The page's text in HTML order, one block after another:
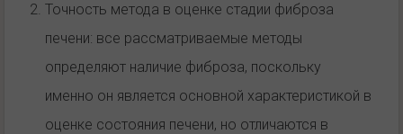
Точность метода в оценке стадии фиброза
печени: все рассматриваемые методы
определяют наличие фиброза, поскольку
именно он является основной характеристикой в
оценке состояния печени, но отличаются в